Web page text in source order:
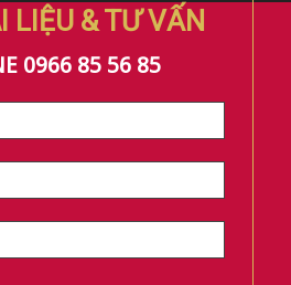
LIỆU & TƯ VẤN
0966 85 56 85